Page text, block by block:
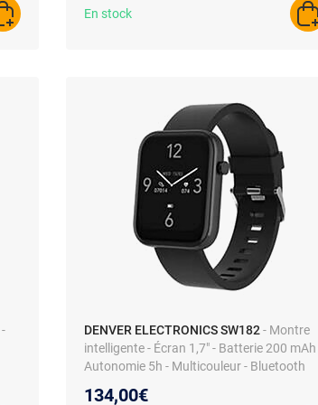
AJOUTER AU PANIER
En stock
-
DENVER ELECTRONICS SW182- Montre
intelligente - Écran 1,7" - Batterie 200 mAh
Autonomie 5h - Multicouleur - Bluetooth
134,00€